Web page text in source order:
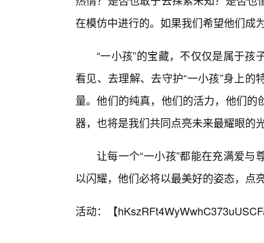
在模仿中进行的。如果我们希望他们成
“一小孩”的宝藏，不仅仅是属于
看见、去理解、去守护“一小孩”身上
量。他们的纯真，他们的活力，他们
器，也将是我们共同点亮未来最耀眼的
让每一个“一小孩”都能在充满爱
以闪耀，他们必将以最美好的姿态，点
活动：【